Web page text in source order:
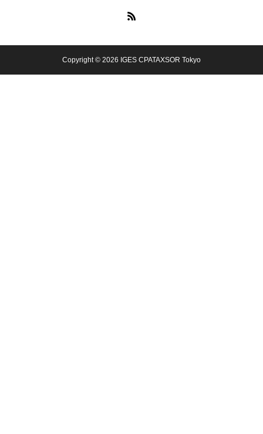
Copyright © 2026 IGES CPATAXSOR Tokyo